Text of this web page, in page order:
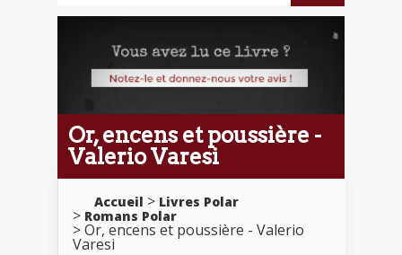
Or, encens et poussière -
Valerio Varesi
Accueil
Livres Polar
Romans Polar
Or, encens et poussière - Valerio
Varesi